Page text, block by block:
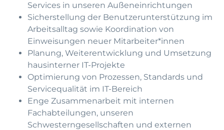
Services in unseren Außeneinrichtungen
Sicherstellung der Benutzerunterstützung im
Arbeitsalltag sowie Koordination von
Einweisungen neuer Mitarbeiter*innen
Planung, Weiterentwicklung und Umsetzung
hausinterner IT-Projekte
Optimierung von Prozessen, Standards und
Servicequalität im IT-Bereich
Enge Zusammenarbeit mit internen
Fachabteilungen, unseren
Schwesterngesellschaften und externen